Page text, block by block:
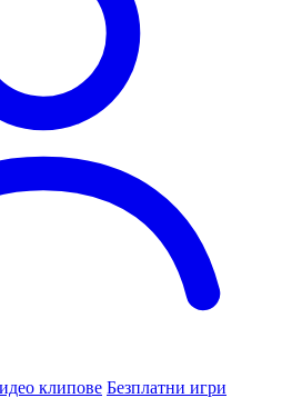
клипове Безплатни игри